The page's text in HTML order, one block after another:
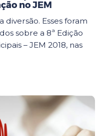
no JEM
diversão. Esses foram
sobre a 8ª Edição
– JEM 2018, nas